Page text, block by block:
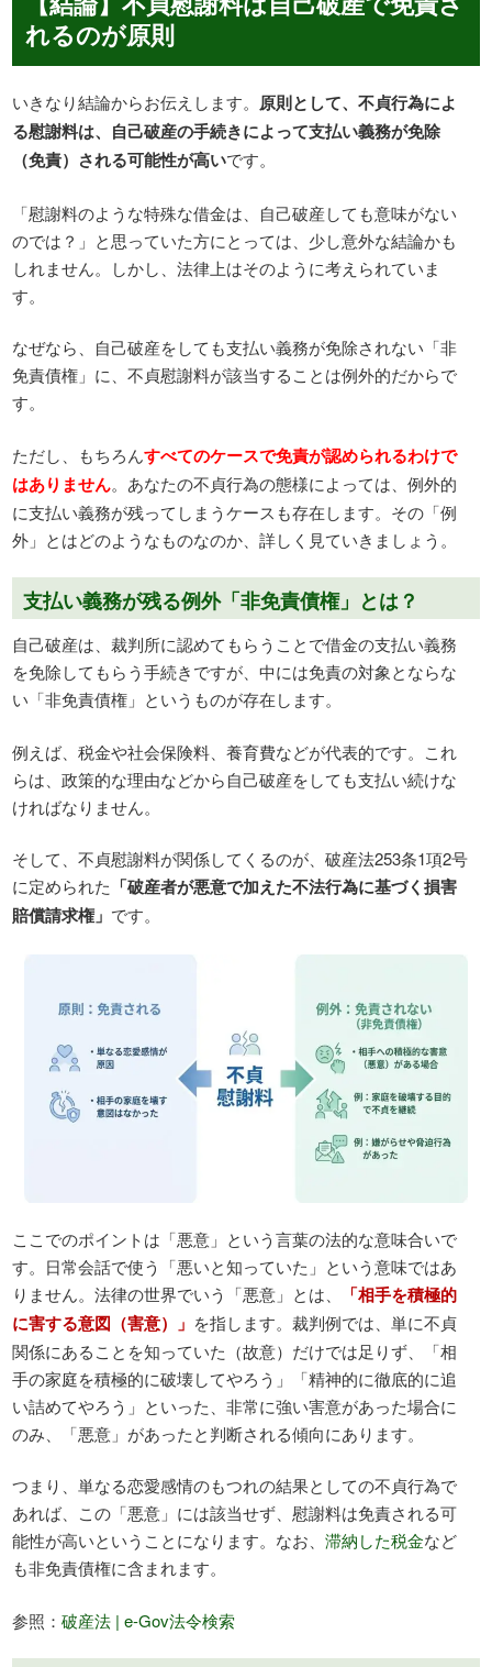
れるのが原則
いきなり結論からお伝えします。 原則として、不貞行為によ
る慰謝料は、自己破産の手続きによって支払い義務が免除
（免責）される可能性が高いです。
「慰謝料のような特殊な借金は、自己破産しても意味がない
のでは？」と思っていた方にとっては、少し意外な結論かも
しれません。しかし、法律上はそのように考えられていま
す。
なぜなら、自己破産をしても支払い義務が免除されない「非
免責債権」に、不貞慰謝料が該当することは例外的だからで
す。
ただし、もちろんすべてのケースで免責が認められるわけで
はありません。あなたの不貞行為の態様によっては、例外的
に支払い義務が残ってしまうケースも存在します。その「例
外」とはどのようなものなのか、詳しく見ていきましょう。
支払い義務が残る例外「非免責債権」とは？
自己破産は、裁判所に認めてもらうことで借金の支払い義務
を免除してもらう手続きですが、中には免責の対象とならな
い「非免責債権」というものが存在します。
例えば、税金や社会保険料、養育費などが代表的です。これ
らは、政策的な理由などから自己破産をしても支払い続けな
ければなりません。
そして、不貞慰謝料が関係してくるのが、破産法253条1項2号
に定められた 「破産者が悪意で加えた不法行為に基づく損害
賠償請求権」 です。
ここでのポイントは「悪意」という言葉の法的な意味合いで
す。日常会話で使う「悪いと知っていた」という意味ではあ
りません。法律の世界でいう「悪意」とは、
「相手を積極的
に害する意図（害意）」 を指します。裁判例では、単に不貞
関係にあることを知っていた（故意）だけでは足りず、「相
手の家庭を積極的に破壊してやろう」「精神的に徹底的に追
い詰めてやろう」といった、非常に強い害意があった場合に
のみ、「悪意」があったと判断される傾向にあります。
つまり、単なる恋愛感情のもつれの結果としての不貞行為で
あれば、この「悪意」には該当せず、慰謝料は免責される可
能性が高いということになります。なお、滞納した税金など
も非免責債権に含まれます。
参照：破産法 | e-Gov法令検索